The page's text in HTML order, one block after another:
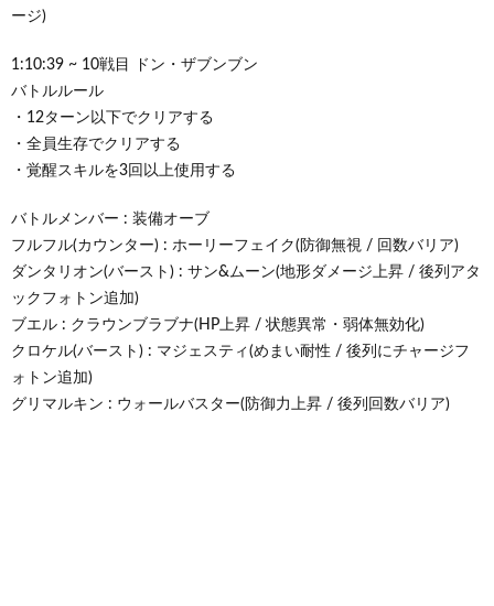
ージ)
1:10:39 ~ 10戦目 ドン・ザブンブン
バトルルール
・12ターン以下でクリアする
・全員生存でクリアする
・覚醒スキルを3回以上使用する
バトルメンバー : 装備オーブ
フルフル(カウンター) : ホーリーフェイク(防御無視 / 回数バリア)
ダンタリオン(バースト) : サン&ムーン(地形ダメージ上昇 / 後列アタ
ックフォトン追加)
ブエル : クラウンブラブナ(HP上昇 / 状態異常・弱体無効化)
クロケル(バースト) : マジェスティ(めまい耐性 / 後列にチャージフ
ォトン追加)
グリマルキン : ウォールバスター(防御力上昇 / 後列回数バリア)